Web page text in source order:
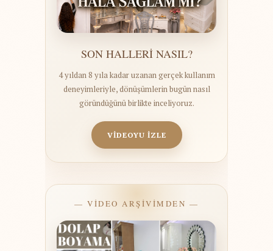
SON HALLERİ NASIL?
4 yıldan 8 yıla kadar uzanan gerçek kullanım
deneyimleriyle, dönüşümlerin bugün nasıl
göründüğünü birlikte inceliyoruz.
VİDEOYU İZLE
— VİDEO ARŞİVİMDEN —